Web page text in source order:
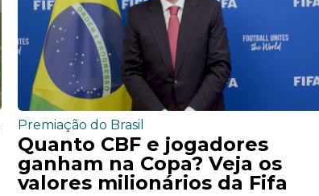
Premiação do Brasil
Quanto CBF e jogadores
ganham na Copa? Veja os
valores milionários da Fifa